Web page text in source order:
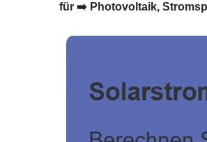
für ➡️ Photovoltaik,